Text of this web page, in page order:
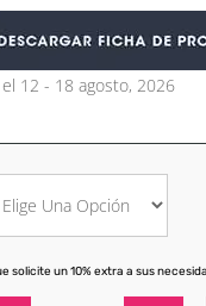
12 - 18 agosto, 2026
solicite un 10% extra a sus